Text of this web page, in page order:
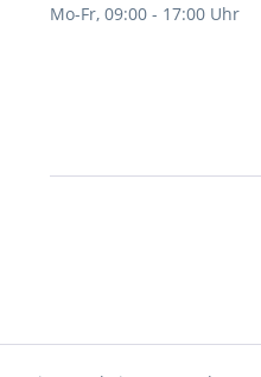
Mo-Fr, 09:00 - 17:00 Uhr